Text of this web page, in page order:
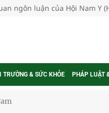
ngôn luận của Hội Nam Y
TRƯỜNG & SỨC KHỎE PHÁP LUẬT